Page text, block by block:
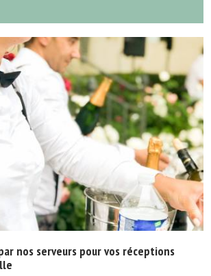
nos serveurs pour vos réceptions